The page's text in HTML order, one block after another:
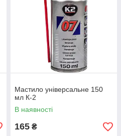
Мастило універсальне 150
мл К-2
В наявності
165 ₴